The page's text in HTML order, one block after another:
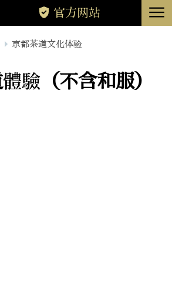
东京
关于
官方网站 menu
京都茶道文化体验
驗（不含和服）